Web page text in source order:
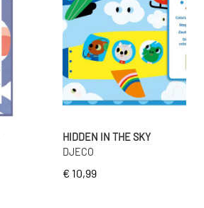
HIDDEN IN THE SKY
DJECO
€ 10,99